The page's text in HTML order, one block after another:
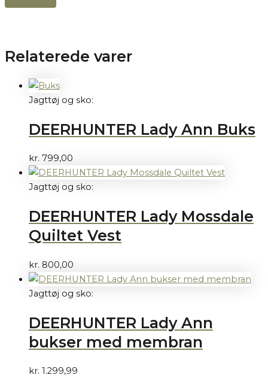
Relaterede varer
Jagttøj og sko:
DEERHUNTER Lady Ann Buks
kr. 799,00
Jagttøj og sko:
DEERHUNTER Lady Mossdale
Quiltet Vest
kr. 800,00
Jagttøj og sko:
DEERHUNTER Lady Ann
bukser med membran
kr. 1.299,99